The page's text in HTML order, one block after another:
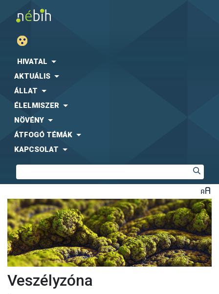
HIVATAL
AKTUÁLIS
ÁLLAT
ÉLELMISZER
NÖVÉNY
ÁTFOGÓ TÉMÁK
KAPCSOLAT
Veszélyzóna